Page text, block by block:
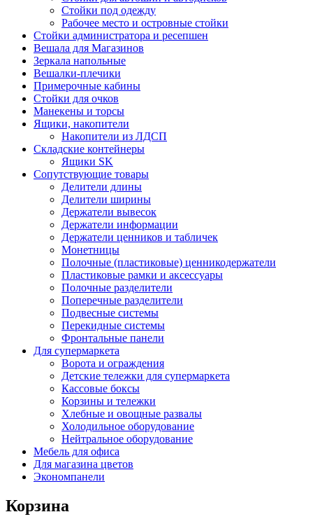
Стойки под одежду
Рабочее место и островные стойки
Стойки администратора и ресепшен
Вешала для Магазинов
Зеркала напольные
Вешалки-плечики
Примерочные кабины
Стойки для очков
Манекены и торсы
Ящики, накопители
Накопители из ЛДСП
Складские контейнеры
Ящики SK
Сопутствующие товары
Делители длины
Делители ширины
Держатели вывесок
Держатели информации
Держатели ценников и табличек
Монетницы
Полочные (пластиковые) ценникодержатели
Пластиковые рамки и аксессуары
Полочные разделители
Поперечные разделители
Подвесные системы
Перекидные системы
Фронтальные панели
Для супермаркета
Ворота и ограждения
Детские тележки для супермаркета
Кассовые боксы
Корзины и тележки
Хлебные и овощные развалы
Холодильное оборудование
Нейтральное оборудование
Мебель для офиса
Для магазина цветов
Экономпанели
Корзина